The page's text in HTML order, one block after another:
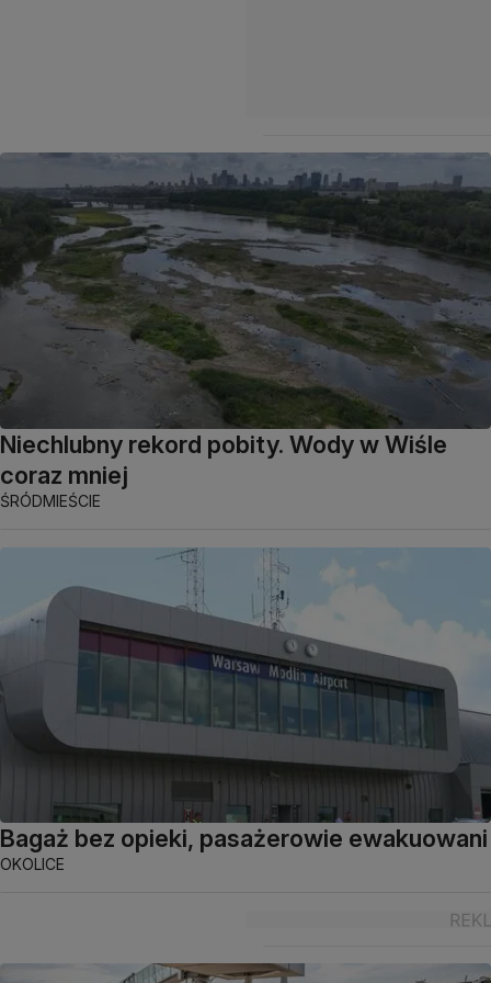
Niechlubny rekord pobity. Wody w Wiśle
coraz mniej
ŚRÓDMIEŚCIE
Bagaż bez opieki, pasażerowie ewakuowani
OKOLICE